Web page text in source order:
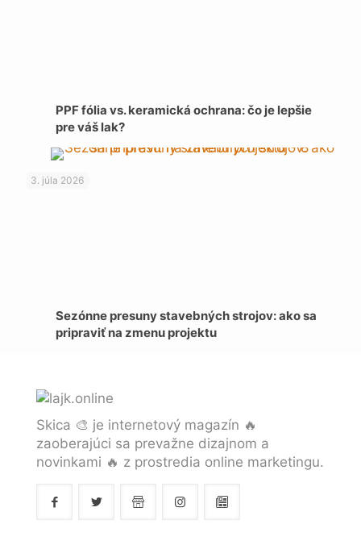
PPF fólia vs. keramická ochrana: čo je lepšie
pre váš lak?
3. júla 2026
Sezónne presuny stavebných strojov: ako sa
pripraviť na zmenu projektu
Skica 🎨 je internetový magazín 🔥
zaoberajúci sa prevažne dizajnom a
novinkami 🔥 z prostredia online marketingu.